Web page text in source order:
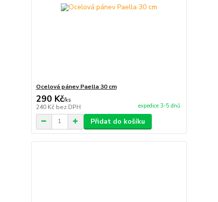
Ocelová pánev Paella 30 cm
290 Kč/ks
240 Kč bez DPH expedice 3-5 dnů
Přidat do košíku